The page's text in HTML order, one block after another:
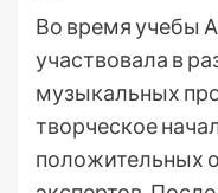
Во время учебы
участвовала в
музыкальных
творческое
положительных